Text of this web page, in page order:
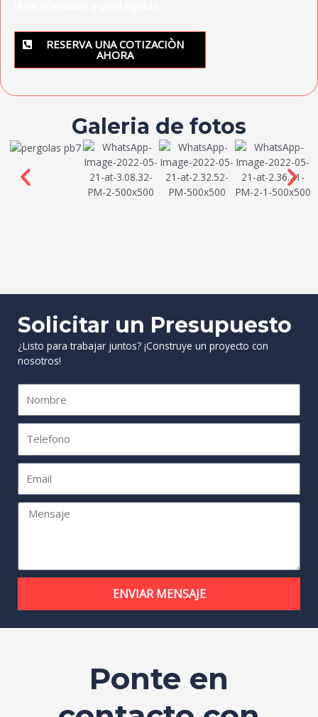
RESERVA UNA COTIZACIÒN
AHORA
Galeria de fotos
Solicitar un Presupuesto
¿Listo para trabajar juntos? ¡Construye un proyecto con
nosotros!
ENVIAR MENSAJE
Ponte en